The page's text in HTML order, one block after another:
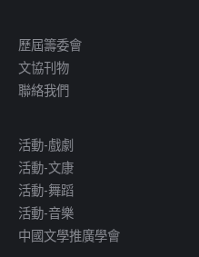
歷屆籌委會
文協刊物
聯絡我們
活動-戲劇
活動-文康
活動-舞蹈
活動-音樂
中國文學推廣學會